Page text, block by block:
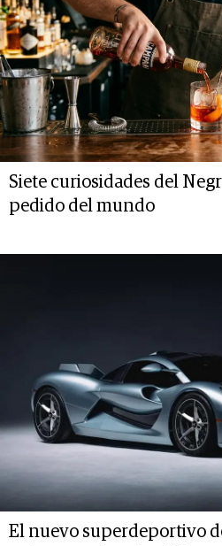
Siete curiosidades del
pedido del mundo
El nuevo superdeportivo